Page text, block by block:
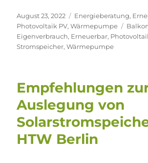
Veröffentlicht
am
August 23, 2022 Kategorien
Energieberatung,
Photovoltaik PV,Wärmepumpe
Eigenverbrauch, Erneuerbar,
Stromspeicher,Wärmepumpe
Empfehlungen
Auslegung von
HTW Berlin